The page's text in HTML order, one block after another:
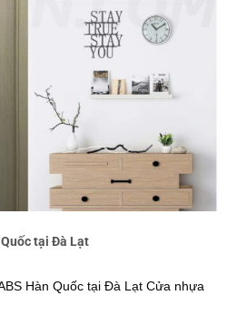
tại Đà Lạt
Hàn Quốc tại Đà Lạt Cửa nhựa